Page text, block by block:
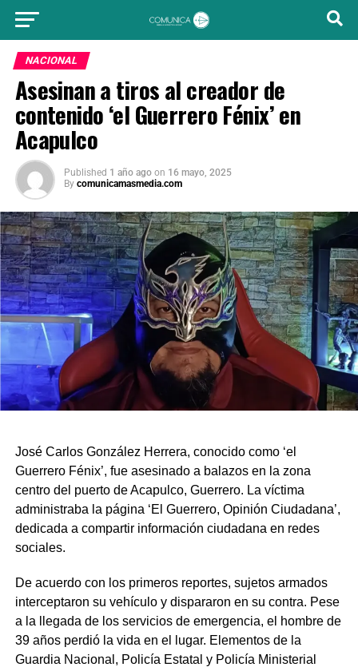
NACIONAL
Asesinan a tiros al creador de
contenido ‘el Guerrero Fénix’ en
Acapulco
Published 1 año ago on 16 mayo, 2025
By comunicamasmedia.com
José Carlos González Herrera, conocido como ‘el
Guerrero Fénix’, fue asesinado a balazos en la zona
centro del puerto de Acapulco, Guerrero. La víctima
administraba la página ‘El Guerrero, Opinión Ciudadana’,
dedicada a compartir información ciudadana en redes
sociales.
De acuerdo con los primeros reportes, sujetos armados
interceptaron su vehículo y dispararon en su contra. Pese
a la llegada de los servicios de emergencia, el hombre de
39 años perdió la vida en el lugar. Elementos de la
Guardia Nacional, Policía Estatal y Policía Ministerial